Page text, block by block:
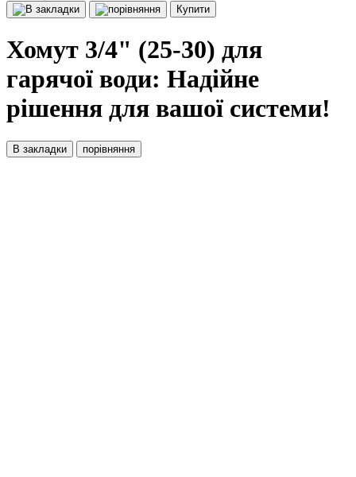
Купити
Хомут 3/4" (25-30) для
гарячої води: Надійне
рішення для вашої системи!
В закладки порівняння